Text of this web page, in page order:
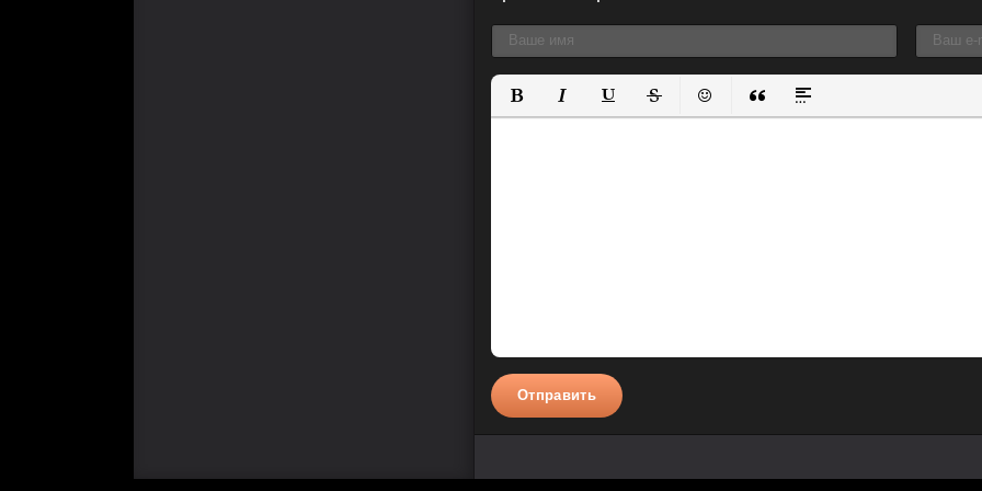
Полужирный
КурсивПодчеркнутый
ЗачеркнутыйВставить смайлик
Вставка цитаты
Вставка спойлера
Отправить